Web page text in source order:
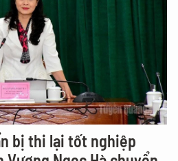
bị thi lại tốt nghiệp